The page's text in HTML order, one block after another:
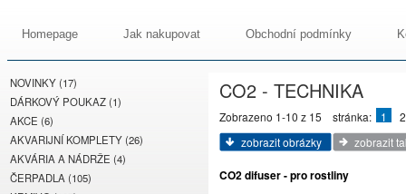
Homepage Jak nakupovat Obchodní podmínky
NOVINKY (17)
DÁRKOVÝ POUKAZ (1)
AKCE (6)
AKVARIJNÍ KOMPLETY (26)
AKVÁRIA A NÁDRŽE (4)
ČERPADLA (105)
CO2 - TECHNIKA
Zobrazeno 1-10 z 15 stránka: 1
2
zobrazit obrázky
zobrazit
CO2 difuser - pro rostliny